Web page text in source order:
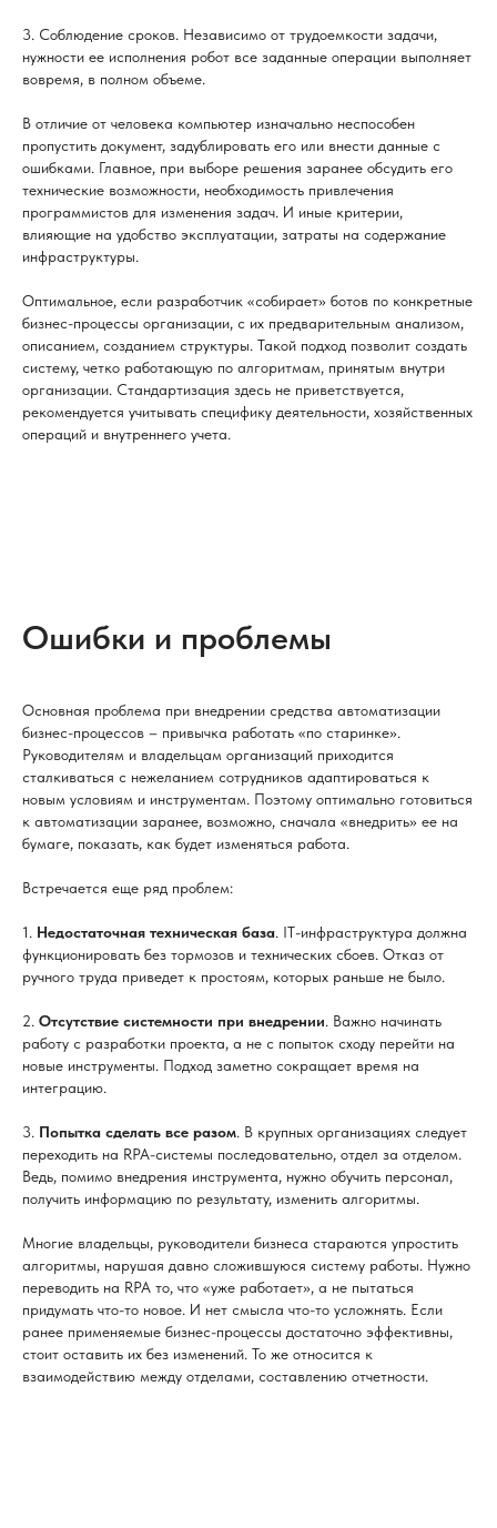
3. Соблюдение сроков. Независимо от трудоемкости задачи,
нужности ее исполнения робот все заданные операции выполняет
вовремя, в полном объеме.
В отличие от человека компьютер изначально неспособен
пропустить документ, задублировать его или внести данные с
ошибками. Главное, при выборе решения заранее обсудить его
технические возможности, необходимость привлечения
программистов для изменения задач. И иные критерии,
влияющие на удобство эксплуатации, затраты на содержание
инфраструктуры.
Оптимальное, если разработчик «собирает» ботов по конкретные
бизнес-процессы организации, с их предварительным анализом,
описанием, созданием структуры. Такой подход позволит создать
систему, четко работающую по алгоритмам, принятым внутри
организации. Стандартизация здесь не приветствуется,
рекомендуется учитывать специфику деятельности, хозяйственных
операций и внутреннего учета.
Ошибки и проблемы
Основная проблема при внедрении средства автоматизации
бизнес-процессов – привычка работать «по старинке».
Руководителям и владельцам организаций приходится
сталкиваться с нежеланием сотрудников адаптироваться к
новым условиям и инструментам. Поэтому оптимально готовиться
к автоматизации заранее, возможно, сначала «внедрить» ее на
бумаге, показать, как будет изменяться работа.
Встречается еще ряд проблем:
1. Недостаточная техническая база. IT-инфраструктура должна
функционировать без тормозов и технических сбоев. Отказ от
ручного труда приведет к простоям, которых раньше не было.
2. Отсутствие системности при внедрении. Важно начинать
работу с разработки проекта, а не с попыток сходу перейти на
новые инструменты. Подход заметно сокращает время на
интеграцию.
3. Попытка сделать все разом. В крупных организациях следует
переходить на RPA-системы последовательно, отдел за отделом.
Ведь, помимо внедрения инструмента, нужно обучить персонал,
получить информацию по результату, изменить алгоритмы.
Многие владельцы, руководители бизнеса стараются упростить
алгоритмы, нарушая давно сложившуюся систему работы. Нужно
переводить на RPA то, что «уже работает», а не пытаться
придумать что-то новое. И нет смысла что-то усложнять. Если
ранее применяемые бизнес-процессы достаточно эффективны,
стоит оставить их без изменений. То же относится к
взаимодействию между отделами, составлению отчетности.